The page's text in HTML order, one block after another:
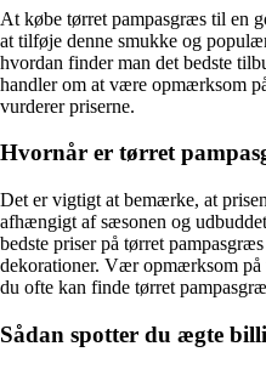
At købe tørret pampasgræs til en
at tilføje denne smukke og
hvordan finder man det bedste
handler om at være opmærksom
vurderer priserne.
Hvornår er tørret
Det er vigtigt at bemærke, at
afhængigt af sæsonen og
bedste priser på tørret
dekorationer. Vær opmærksom på
du ofte kan finde tørret
Sådan spotter du ægte